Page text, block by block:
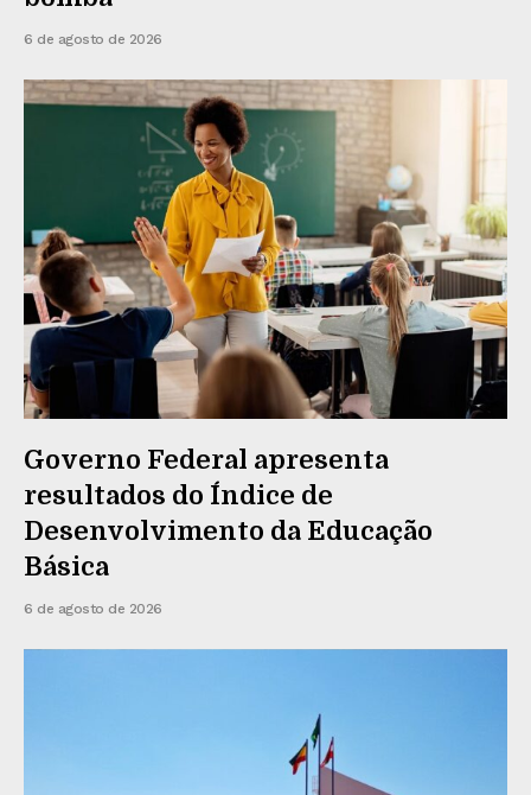
6 de agosto de 2026
Governo Federal apresenta
resultados do Índice de
Desenvolvimento da Educação
Básica
6 de agosto de 2026